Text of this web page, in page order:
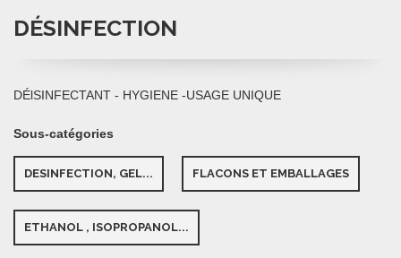
DÉSINFECTION
DÉlSINFECTANT - HYGIENE -USAGE UNIQUE
Sous-catégories
DESINFECTION, GEL... FLACONS ET EMBALLAGES
ETHANOL , ISOPROPANOL...